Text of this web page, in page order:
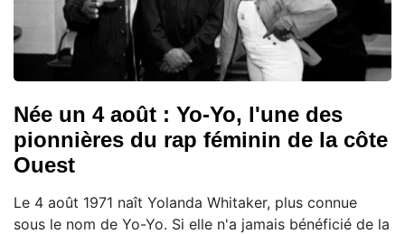
Née un 4 août : Yo-Yo, l'une des
pionnières du rap féminin de la côte
Ouest
Le 4 août 1971 naît Yolanda Whitaker, plus connue
sous le nom de Yo-Yo. Si elle n'a jamais bénéficié de la